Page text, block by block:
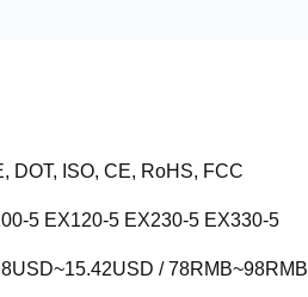
DOT, ISO, CE, RoHS, FCC
5 EX120-5 EX230-5 EX330-5
/ 78RMB~98RMB